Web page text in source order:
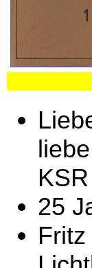
KSR
25